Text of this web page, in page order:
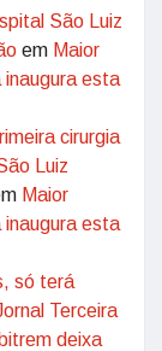
São Luiz
em Maior
inaugura esta
cirurgia
Luiz
Maior
inaugura esta
só terá
Terceira
deixa